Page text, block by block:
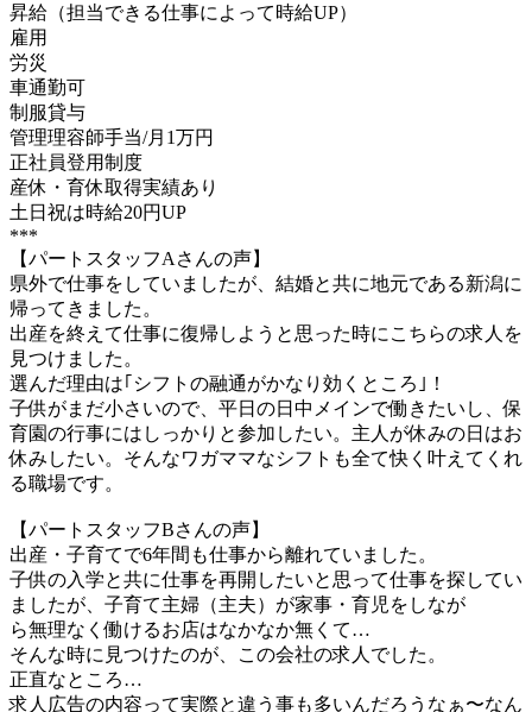
昇給（担当できる仕事によって時給UP）
雇⽤
労災
⾞通勤可
制服貸与
管理理容師⼿当/⽉1万円
正社員登⽤制度
産休・育休取得実績あり
⼟⽇祝は時給20円UP
***
【パートスタッフAさんの声】
県外で仕事をしていましたが、結婚と共に地元である新潟に
帰ってきました。
出産を終えて仕事に復帰しようと思った時にこちらの求人を
見つけました。
選んだ理由は｢シフトの融通がかなり効くところ｣！
子供がまだ小さいので、平日の日中メインで働きたいし、保
育園の行事にはしっかりと参加したい。主人が休みの日はお
休みしたい。そんなワガママなシフトも全て快く叶えてくれ
る職場です。
【パートスタッフBさんの声】
出産・⼦育てで6年間も仕事から離れていました。
⼦供の⼊学と共に仕事を再開したいと思って仕事を探してい
ましたが、⼦育て主婦（主夫）が家事・育児をしなが
ら無理なく働けるお店はなかなか無くて…
そんな時に⾒つけたのが、この会社の求⼈でした。
正直なところ…
求⼈広告の内容って実際と違う事も多いんだろうなぁ〜なん